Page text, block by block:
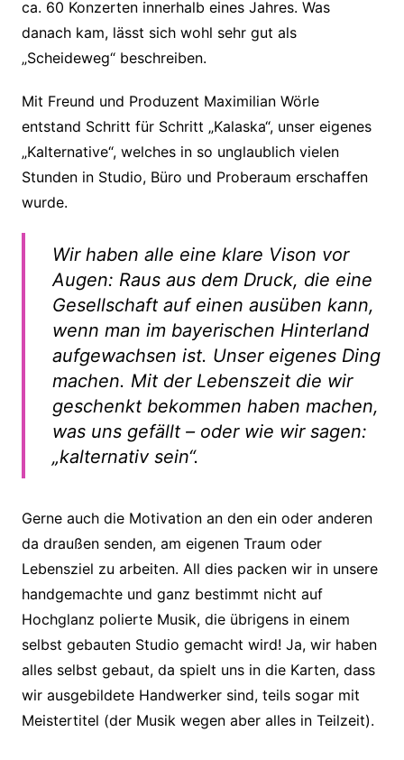
ca. 60 Konzerten innerhalb eines Jahres. Was
danach kam, lässt sich wohl sehr gut als
„Scheideweg“ beschreiben.
Mit Freund und Produzent Maximilian Wörle
entstand Schritt für Schritt „Kalaska“, unser eigenes
„Kalternative“, welches in so unglaublich vielen
Stunden in Studio, Büro und Proberaum erschaffen
wurde.
Wir haben alle eine klare Vison vor
Augen: Raus aus dem Druck, die eine
Gesellschaft auf einen ausüben kann,
wenn man im bayerischen Hinterland
aufgewachsen ist. Unser eigenes Ding
machen. Mit der Lebenszeit die wir
geschenkt bekommen haben machen,
was uns gefällt – oder wie wir sagen:
„kalternativ sein“.
Gerne auch die Motivation an den ein oder anderen
da draußen senden, am eigenen Traum oder
Lebensziel zu arbeiten. All dies packen wir in unsere
handgemachte und ganz bestimmt nicht auf
Hochglanz polierte Musik, die übrigens in einem
selbst gebauten Studio gemacht wird! Ja, wir haben
alles selbst gebaut, da spielt uns in die Karten, dass
wir ausgebildete Handwerker sind, teils sogar mit
Meistertitel (der Musik wegen aber alles in Teilzeit).